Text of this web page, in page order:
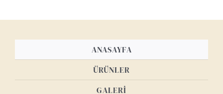
ANASAYFA
ÜRÜNLER
GALERİ